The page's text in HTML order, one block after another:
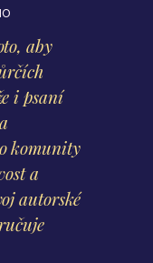
aby
i psaní
komunity
a
autorské